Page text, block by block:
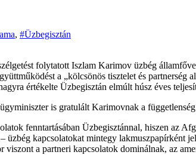
, #Üzbegisztán
folytatott Iszlam Karimov üzbég
a „kölcsönös tisztelet és
értékelte Üzbegisztán elmúlt húsz éves
is gratulált Karimovnak a
fenntartásában Üzbegisztánnal, hiszen az
üzbég kapcsolatokat mintegy lakmuszpapírként
a partneri kapcsolatok dominálnak, az